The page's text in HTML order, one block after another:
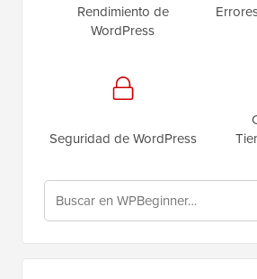
Rendimiento de
WordPress
Seguridad de WordPress